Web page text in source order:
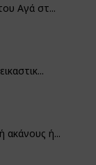
Αγά στ...
ακάνους ή...